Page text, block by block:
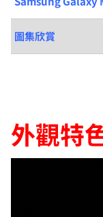
圖集欣賞
外觀特